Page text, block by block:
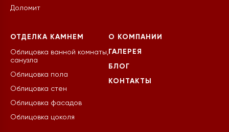
Доломит
ОТДЕЛКА КАМНЕМ
Облицовка ванной комнаты,
санузла
Облицовка пола
Облицовка стен
Облицовка фасадов
Облицовка цоколя
О КОМПАНИИ
ГАЛЕРЕЯ
БЛОГ
КОНТАКТЫ